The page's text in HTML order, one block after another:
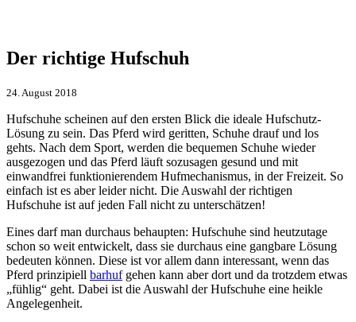
Der richtige Hufschuh
24. August 2018
Hufschuhe scheinen auf den ersten Blick die ideale Hufschutz-
Lösung zu sein. Das Pferd wird geritten, Schuhe drauf und los
gehts. Nach dem Sport, werden die bequemen Schuhe wieder
ausgezogen und das Pferd läuft sozusagen gesund und mit
einwandfrei funktionierendem Hufmechanismus, in der Freizeit. So
einfach ist es aber leider nicht. Die Auswahl der richtigen
Hufschuhe ist auf jeden Fall nicht zu unterschätzen!
Eines darf man durchaus behaupten: Hufschuhe sind heutzutage
schon so weit entwickelt, dass sie durchaus eine gangbare Lösung
bedeuten können. Diese ist vor allem dann interessant, wenn das
Pferd prinzipiell barhufgehen kann aber dort und da trotzdem etwas
„fühlig“ geht. Dabei ist die Auswahl der Hufschuhe eine heikle
Angelegenheit.